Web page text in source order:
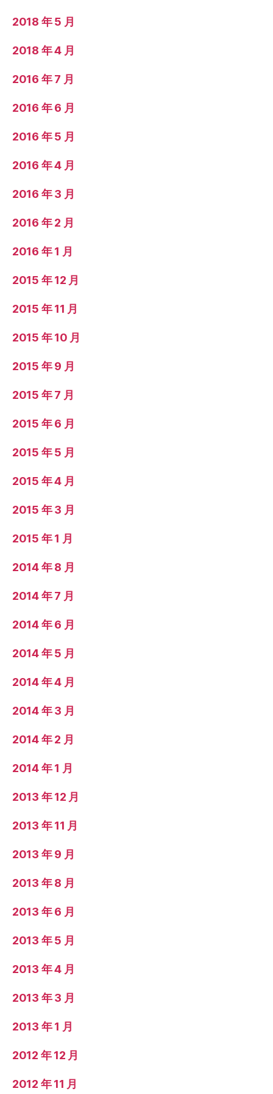
2018 年 5 月
2018 年 4 月
2016 年 7 月
2016 年 6 月
2016 年 5 月
2016 年 4 月
2016 年 3 月
2016 年 2 月
2016 年 1 月
2015 年 12 月
2015 年 11 月
2015 年 10 月
2015 年 9 月
2015 年 7 月
2015 年 6 月
2015 年 5 月
2015 年 4 月
2015 年 3 月
2015 年 1 月
2014 年 8 月
2014 年 7 月
2014 年 6 月
2014 年 5 月
2014 年 4 月
2014 年 3 月
2014 年 2 月
2014 年 1 月
2013 年 12 月
2013 年 11 月
2013 年 9 月
2013 年 8 月
2013 年 6 月
2013 年 5 月
2013 年 4 月
2013 年 3 月
2013 年 1 月
2012 年 12 月
2012 年 11 月